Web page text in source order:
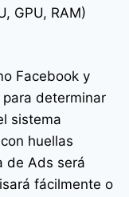
GPU, RAM)
Facebook y
determinar
sistema
huellas
de Ads será
fácilmente o